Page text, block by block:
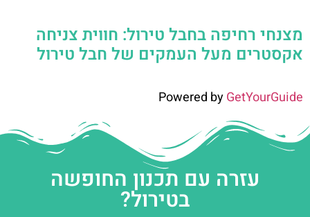
מצנחי רחיפה בחבל טירול: חווית צניחה
אקסטרים מעל העמקים של חבל טירול
Powered byGetYourGuide
עזרה עם תכנון החופשה
בטירול?